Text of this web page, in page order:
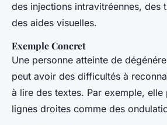
des injections intravitréennes, des
des aides visuelles.
Exemple Concret
Une personne atteinte de
peut avoir des difficultés à
à lire des textes. Par exemple,
lignes droites comme des